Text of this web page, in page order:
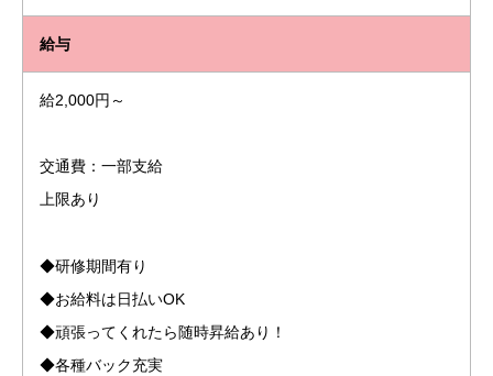
給与
給2,000円～
交通費：一部支給
上限あり
◆研修期間有り
◆お給料は日払いOK
◆頑張ってくれたら随時昇給あり！
◆各種バック充実